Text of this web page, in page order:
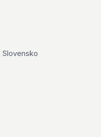
Slovensko